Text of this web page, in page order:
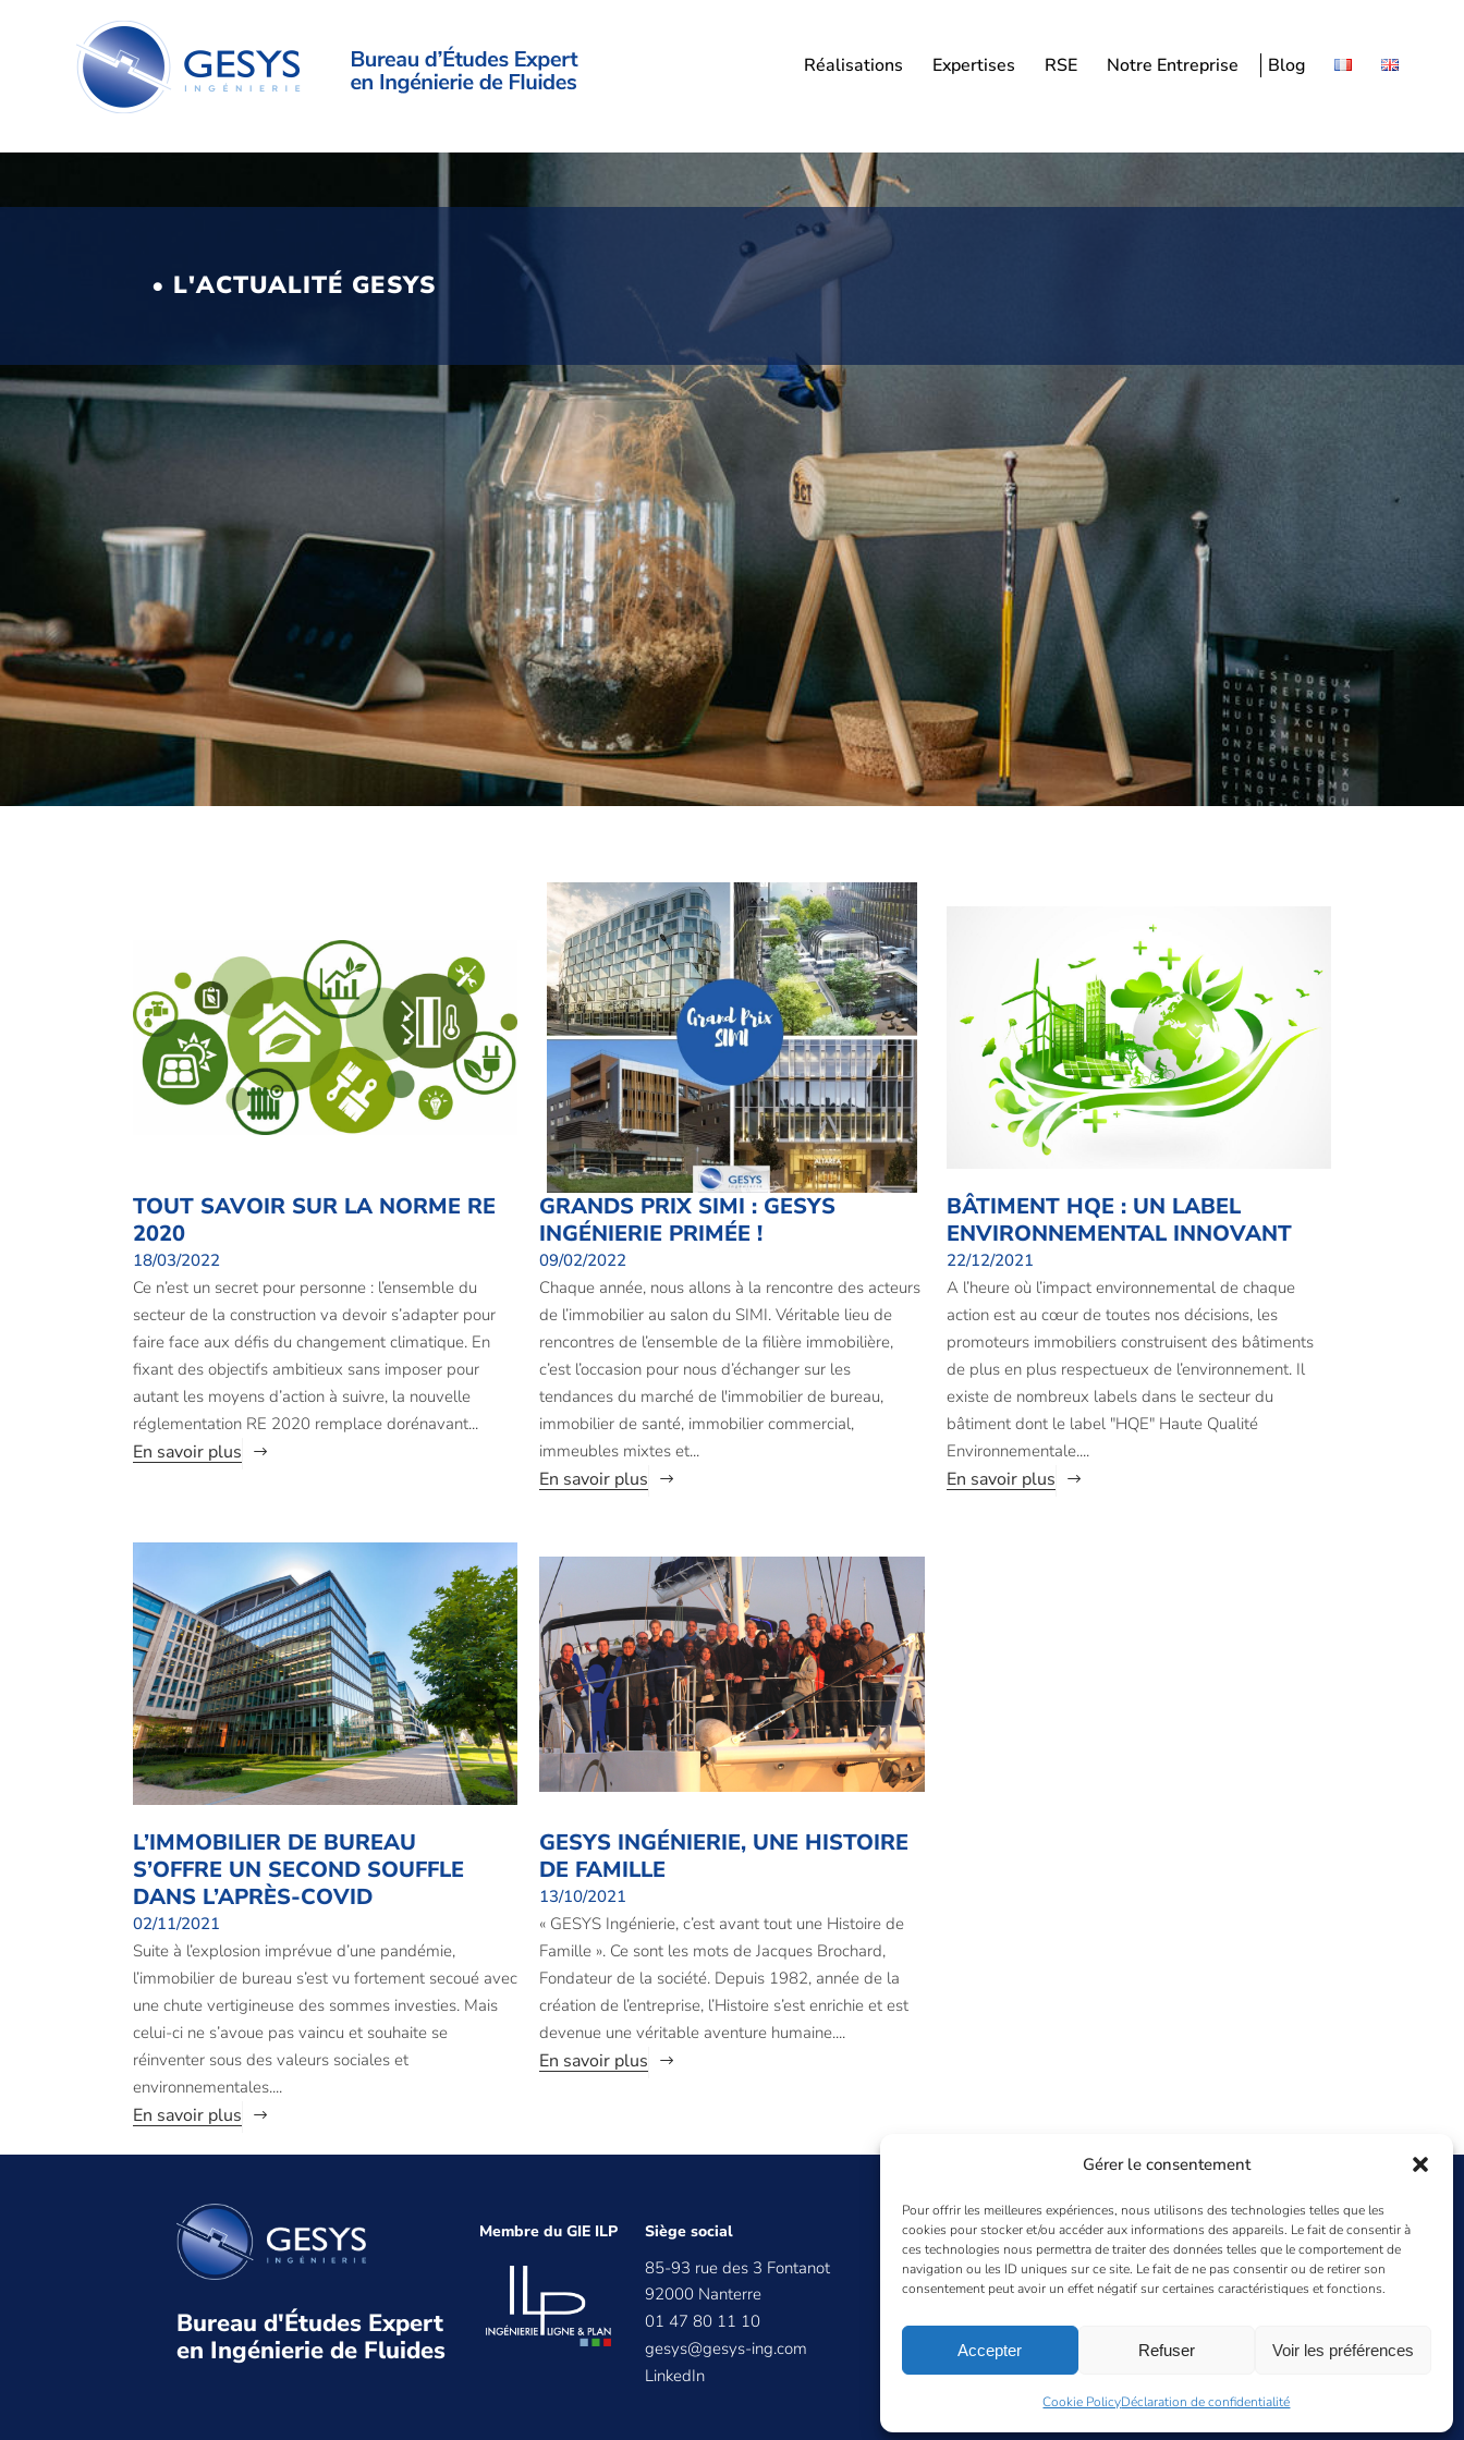
Gérer le consentement
Pour offrir les meilleures expériences, nous utilisons des technologies telles que les
cookies pour stocker et/ou accéder aux informations des appareils. Le fait de consentir à
ces technologies nous permettra de traiter des données telles que le comportement de
navigation ou les ID uniques sur ce site. Le fait de ne pas consentir ou de retirer son
consentement peut avoir un effet négatif sur certaines caractéristiques et fonctions.
Accepter Refuser Voir les préférences
Cookie PolicyDéclaration de confidentialité
Réalisations Expertises RSE Notre Entreprise Blog
• L'ACTUALITÉ GESYS
TOUT SAVOIR SUR LA NORME RE
2020
18/03/2022
Ce n’est un secret pour personne : l’ensemble du
secteur de la construction va devoir s’adapter pour
faire face aux défis du changement climatique. En
fixant des objectifs ambitieux sans imposer pour
autant les moyens d’action à suivre, la nouvelle
réglementation RE 2020 remplace dorénavant...
En savoir plus
GRANDS PRIX SIMI : GESYS
INGÉNIERIE PRIMÉE !
09/02/2022
Chaque année, nous allons à la rencontre des acteurs
de l’immobilier au salon du SIMI. Véritable lieu de
rencontres de l’ensemble de la filière immobilière,
c’est l’occasion pour nous d’échanger sur les
tendances du marché de l'immobilier de bureau,
immobilier de santé, immobilier commercial,
immeubles mixtes et...
En savoir plus
BÂTIMENT HQE : UN LABEL
ENVIRONNEMENTAL INNOVANT
22/12/2021
A l’heure où l’impact environnemental de chaque
action est au cœur de toutes nos décisions, les
promoteurs immobiliers construisent des bâtiments
de plus en plus respectueux de l’environnement. Il
existe de nombreux labels dans le secteur du
bâtiment dont le label "HQE" Haute Qualité
Environnementale....
En savoir plus
L’IMMOBILIER DE BUREAU
S’OFFRE UN SECOND SOUFFLE
DANS L’APRÈS-COVID
02/11/2021
Suite à l’explosion imprévue d’une pandémie,
l’immobilier de bureau s’est vu fortement secoué avec
une chute vertigineuse des sommes investies. Mais
celui-ci ne s’avoue pas vaincu et souhaite se
réinventer sous des valeurs sociales et
environnementales....
En savoir plus
GESYS INGÉNIERIE, UNE HISTOIRE
DE FAMILLE
13/10/2021
« GESYS Ingénierie, c’est avant tout une Histoire de
Famille ». Ce sont les mots de Jacques Brochard,
Fondateur de la société. Depuis 1982, année de la
création de l’entreprise, l’Histoire s’est enrichie et est
devenue une véritable aventure humaine....
En savoir plus
Bureau d'Études Expert
en Ingénierie de Fluides
Membre du GIE ILP Siège social
85-93 rue des 3 Fontanot
92000 Nanterre
01 47 80 11 10
gesys@gesys-ing.com
LinkedIn
Agence Aquitaine
96 rue Mestre
33 200 Bordeaux
gesys@gesys-ing.com